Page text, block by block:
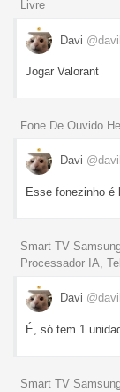
Livre
Davi
Jogar Valorant
Fone De Ouvido
Davi
Esse fonezinho é
Smart TV
Processador IA,
Davi
É, só tem 1
Smart TV